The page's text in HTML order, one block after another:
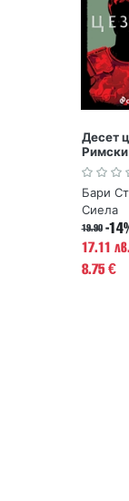
Десет
Римски
Август
Бари
Сиела
19.90 -
17.11 лв.
8.75 €